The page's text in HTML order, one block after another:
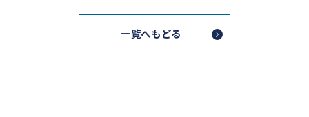
一覧へもどる